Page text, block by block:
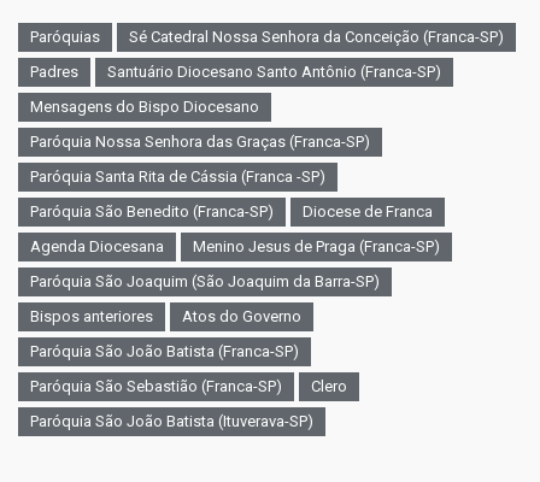
Paróquias
Sé Catedral Nossa Senhora da Conceição (Franca-SP)
Padres
Santuário Diocesano Santo Antônio (Franca-SP)
Mensagens do Bispo Diocesano
Paróquia Nossa Senhora das Graças (Franca-SP)
Paróquia Santa Rita de Cássia (Franca -SP)
Paróquia São Benedito (Franca-SP)
Diocese de Franca
Agenda Diocesana
Menino Jesus de Praga (Franca-SP)
Paróquia São Joaquim (São Joaquim da Barra-SP)
Bispos anteriores
Atos do Governo
Paróquia São João Batista (Franca-SP)
Paróquia São Sebastião (Franca-SP)
Clero
Paróquia São João Batista (Ituverava-SP)